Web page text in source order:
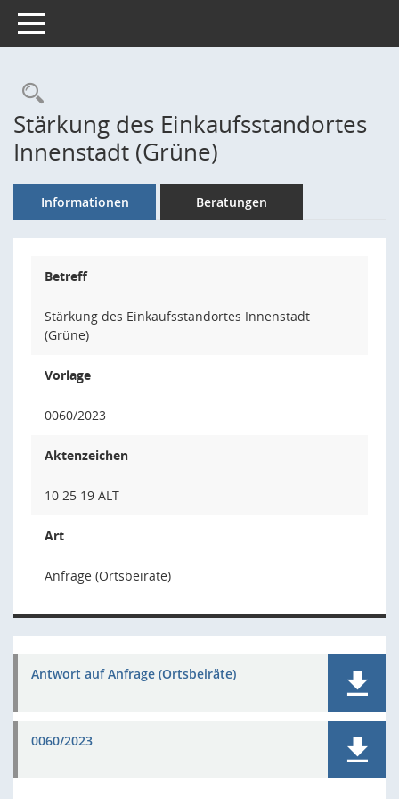
Toggle navigation
Rechercheauswahl
Stärkung des Einkaufsstandortes
Innenstadt (Grüne)
Informationen Beratungen
Betreff
Stärkung des Einkaufsstandortes Innenstadt
(Grüne)
Vorlage
0060/2023
Aktenzeichen
10 25 19 ALT
Art
Anfrage (Ortsbeiräte)
Antwort auf Anfrage (Ortsbeiräte)
0060/2023